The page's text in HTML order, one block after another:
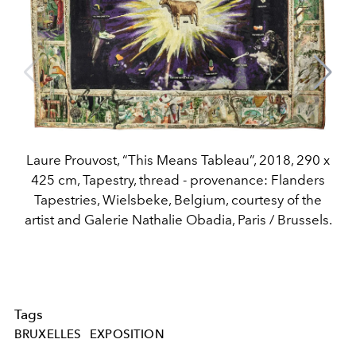
Laure Prouvost, “This Means Tableau”, 2018, 290 x
425 cm, Tapestry, thread - provenance: Flanders
Tapestries, Wielsbeke, Belgium, courtesy of the
artist and Galerie Nathalie Obadia, Paris / Brussels.
Tags
BRUXELLES EXPOSITION